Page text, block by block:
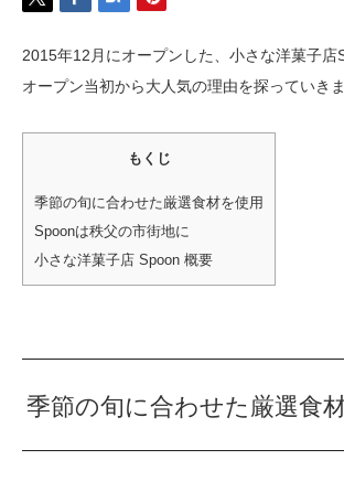
2015年12月にオープンした、小さな洋菓子店
オープン当初から大人気の理由を探っていきま
もくじ
季節の旬に合わせた厳選食材を使用
Spoonは秩父の市街地に
小さな洋菓子店 Spoon 概要
季節の旬に合わせた厳選食